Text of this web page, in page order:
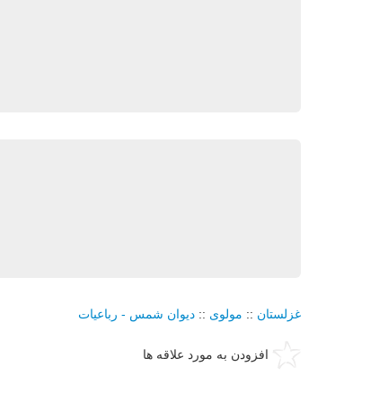
غزلستان :: مولوی :: دیوان شمس - رباعیات
افزودن به مورد علاقه ها